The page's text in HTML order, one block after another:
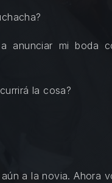
a anunciar mi boda
la cosa?
a la novia. Ahora